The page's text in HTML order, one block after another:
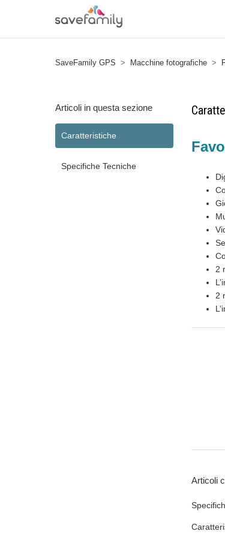
SaveFamily GPS Macchine fotografiche
Articoli in questa sezione
Caratteristiche
Specifiche Tecniche
2
2
Articoli